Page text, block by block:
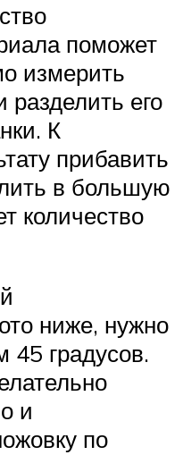
поможет
измерить
его
К
прибавить
в большую
количество
ниже, нужно
45 градусов.
и
по